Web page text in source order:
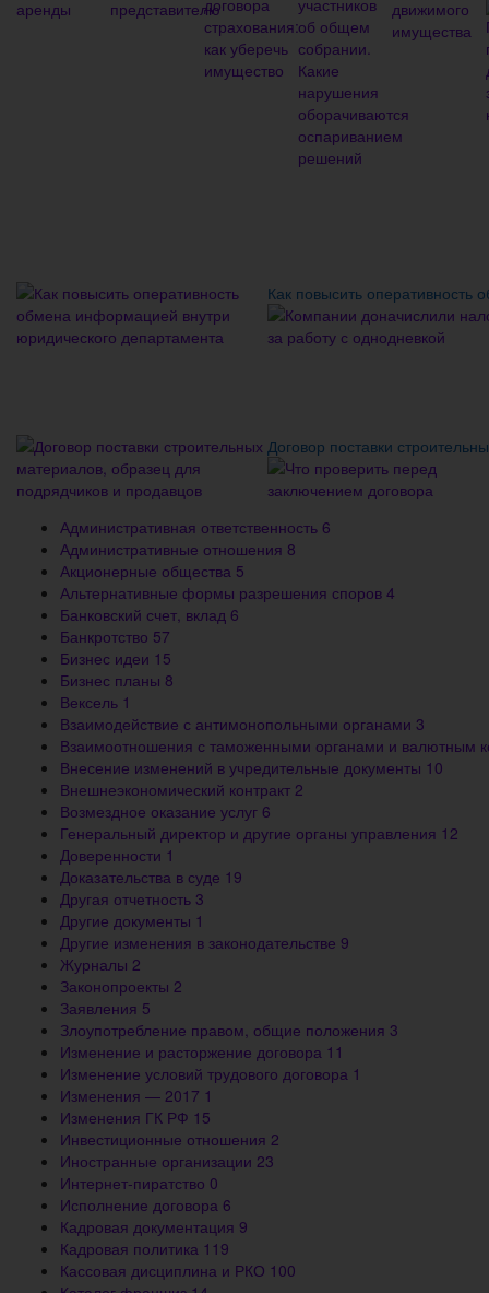
Как повысить
Договор поставки
Административная ответственность 6
Административные отношения 8
Акционерные общества 5
Альтернативные формы разрешения споров 4
Банковский счет, вклад 6
Банкротство 57
Бизнес идеи 15
Бизнес планы 8
Вексель 1
Взаимодействие с антимонопольными органами 3
Взаимоотношения с таможенными органами и валютным
Внесение изменений в учредительные документы 10
Внешнеэкономический контракт 2
Возмездное оказание услуг 6
Генеральный директор и другие органы управления 12
Доверенности 1
Доказательства в суде 19
Другая отчетность 3
Другие документы 1
Другие изменения в законодательстве 9
Журналы 2
Законопроекты 2
Заявления 5
Злоупотребление правом, общие положения 3
Изменение и расторжение договора 11
Изменение условий трудового договора 1
Изменения — 2017 1
Изменения ГК РФ 15
Инвестиционные отношения 2
Иностранные организации 23
Интернет-пиратство 0
Исполнение договора 6
Кадровая документация 9
Кадровая политика 119
Кассовая дисциплина и РКО 100